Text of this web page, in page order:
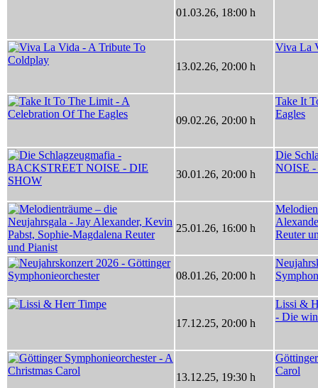
01.03.26, 18:00 h
13.02.26, 20:00 h
Viva La
09.02.26, 20:00 h
Take It
Eagles
30.01.26, 20:00 h
Die
NOISE
25.01.26, 16:00 h
Reuter
08.01.26, 20:00 h
17.12.25, 20:00 h
Lissi &
- Die
13.12.25, 19:30 h
Carol